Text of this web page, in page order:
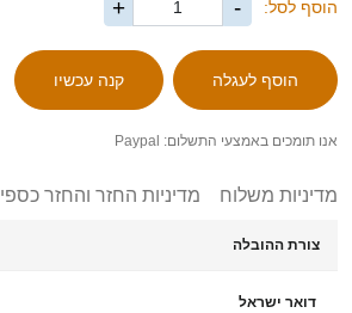
הוסף לסל: -
+
אנו תומכים באמצעי התשלום: Paypal
מדיניות משלוח מדיניות החזר והחזר כספי
צורת ההובלה
דואר ישראל